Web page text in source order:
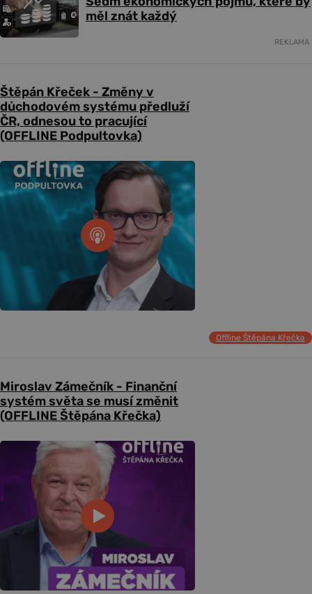
měl znát každý
REKLAMA
Štěpán Křeček - Změny v
důchodovém systému předluží
ČR, odnesou to pracující
(OFFLINE Podpultovka)
Offline Štěpána Křečka
Miroslav Zámečník - Finanční
systém světa se musí změnit
(OFFLINE Štěpána Křečka)